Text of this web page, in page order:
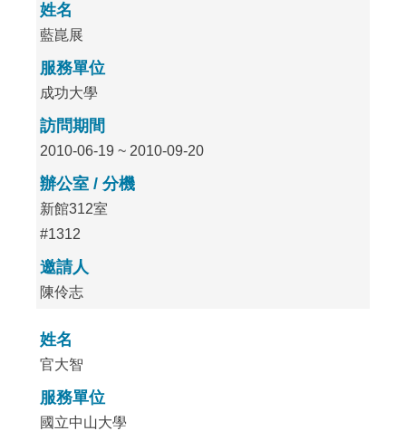
姓名
藍崑展
服務單位
成功大學
訪問期間
2010-06-19 ~ 2010-09-20
辦公室 / 分機
新館312室
#1312
邀請人
陳伶志
姓名
官大智
服務單位
國立中山大學